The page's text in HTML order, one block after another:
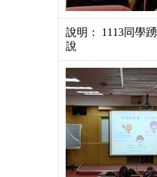
說明： 1113同學
說